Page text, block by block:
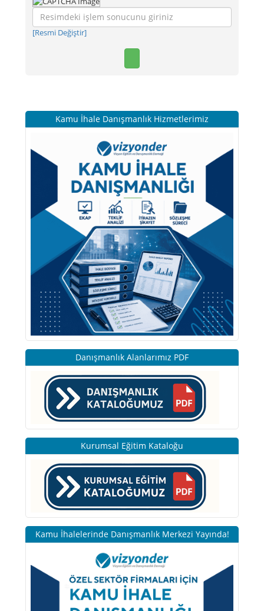
[Resmi Değiştir]
Kamu İhale Danışmanlık Hizmetlerimiz
Danışmanlık Alanlarımız PDF
Kurumsal Eğitim Kataloğu
Kamu İhalelerinde Danışmanlık Merkezi Yayında!